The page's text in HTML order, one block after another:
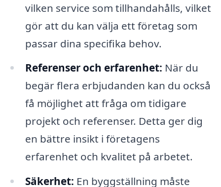
vilken service som tillhandahålls, vilket
gör att du kan välja ett företag som
passar dina specifika behov.
Referenser och erfarenhet: När du
begär flera erbjudanden kan du också
få möjlighet att fråga om tidigare
projekt och referenser. Detta ger dig
en bättre insikt i företagens
erfarenhet och kvalitet på arbetet.
Säkerhet: En byggställning måste